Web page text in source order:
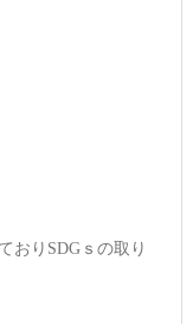
おりSDGｓの取り